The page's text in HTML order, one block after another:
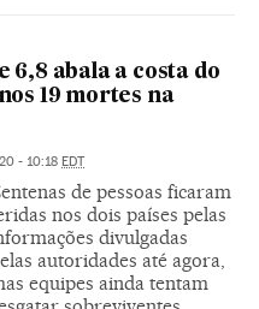
abala a costa do
19 mortes na
- 10:18 EDT
de pessoas ficaram
nos dois países pelas
divulgadas
autoridades até agora,
equipes ainda tentam